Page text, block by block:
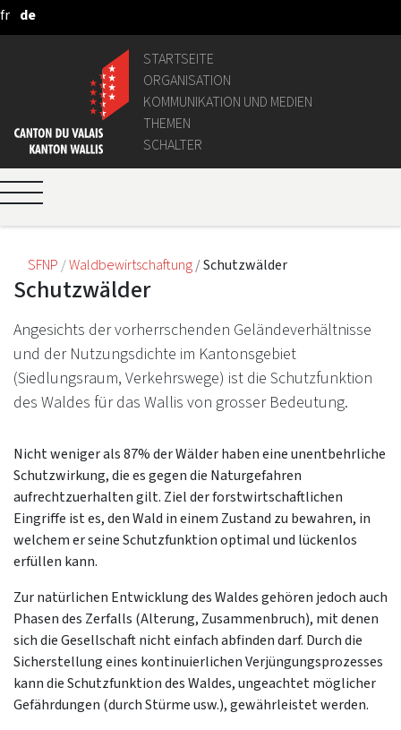
Zum Hauptinhalt springen
fr de
STARTSEITE
ORGANISATION
KOMMUNIKATION UND MEDIEN
THEMEN
SCHALTER
SFNP Waldbewirtschaftung Schutzwälder
Schutzwälder
Angesichts der vorherrschenden Geländeverhältnisse
und der Nutzungsdichte im Kantonsgebiet
(Siedlungsraum, Verkehrswege) ist die Schutzfunktion
des Waldes für das Wallis von grosser Bedeutung.
Nicht weniger als 87% der Wälder haben eine unentbehrliche
Schutzwirkung, die es gegen die Naturgefahren
aufrechtzuerhalten gilt. Ziel der forstwirtschaftlichen
Eingriffe ist es, den Wald in einem Zustand zu bewahren, in
welchem er seine Schutzfunktion optimal und lückenlos
erfüllen kann.
Zur natürlichen Entwicklung des Waldes gehören jedoch auch
Phasen des Zerfalls (Alterung, Zusammenbruch), mit denen
sich die Gesellschaft nicht einfach abfinden darf. Durch die
Sicherstellung eines kontinuierlichen Verjüngungsprozesses
kann die Schutzfunktion des Waldes, ungeachtet möglicher
Gefährdungen (durch Stürme usw.), gewährleistet werden.